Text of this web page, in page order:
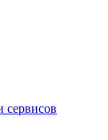
сервисов